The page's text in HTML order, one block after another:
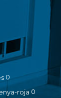
0
roja 0